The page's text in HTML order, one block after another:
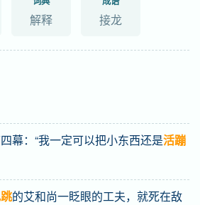
解释 接龙
幕：“我一定可以把小东西还是活蹦
的艾和尚一眨眼的工夫，就死在敌